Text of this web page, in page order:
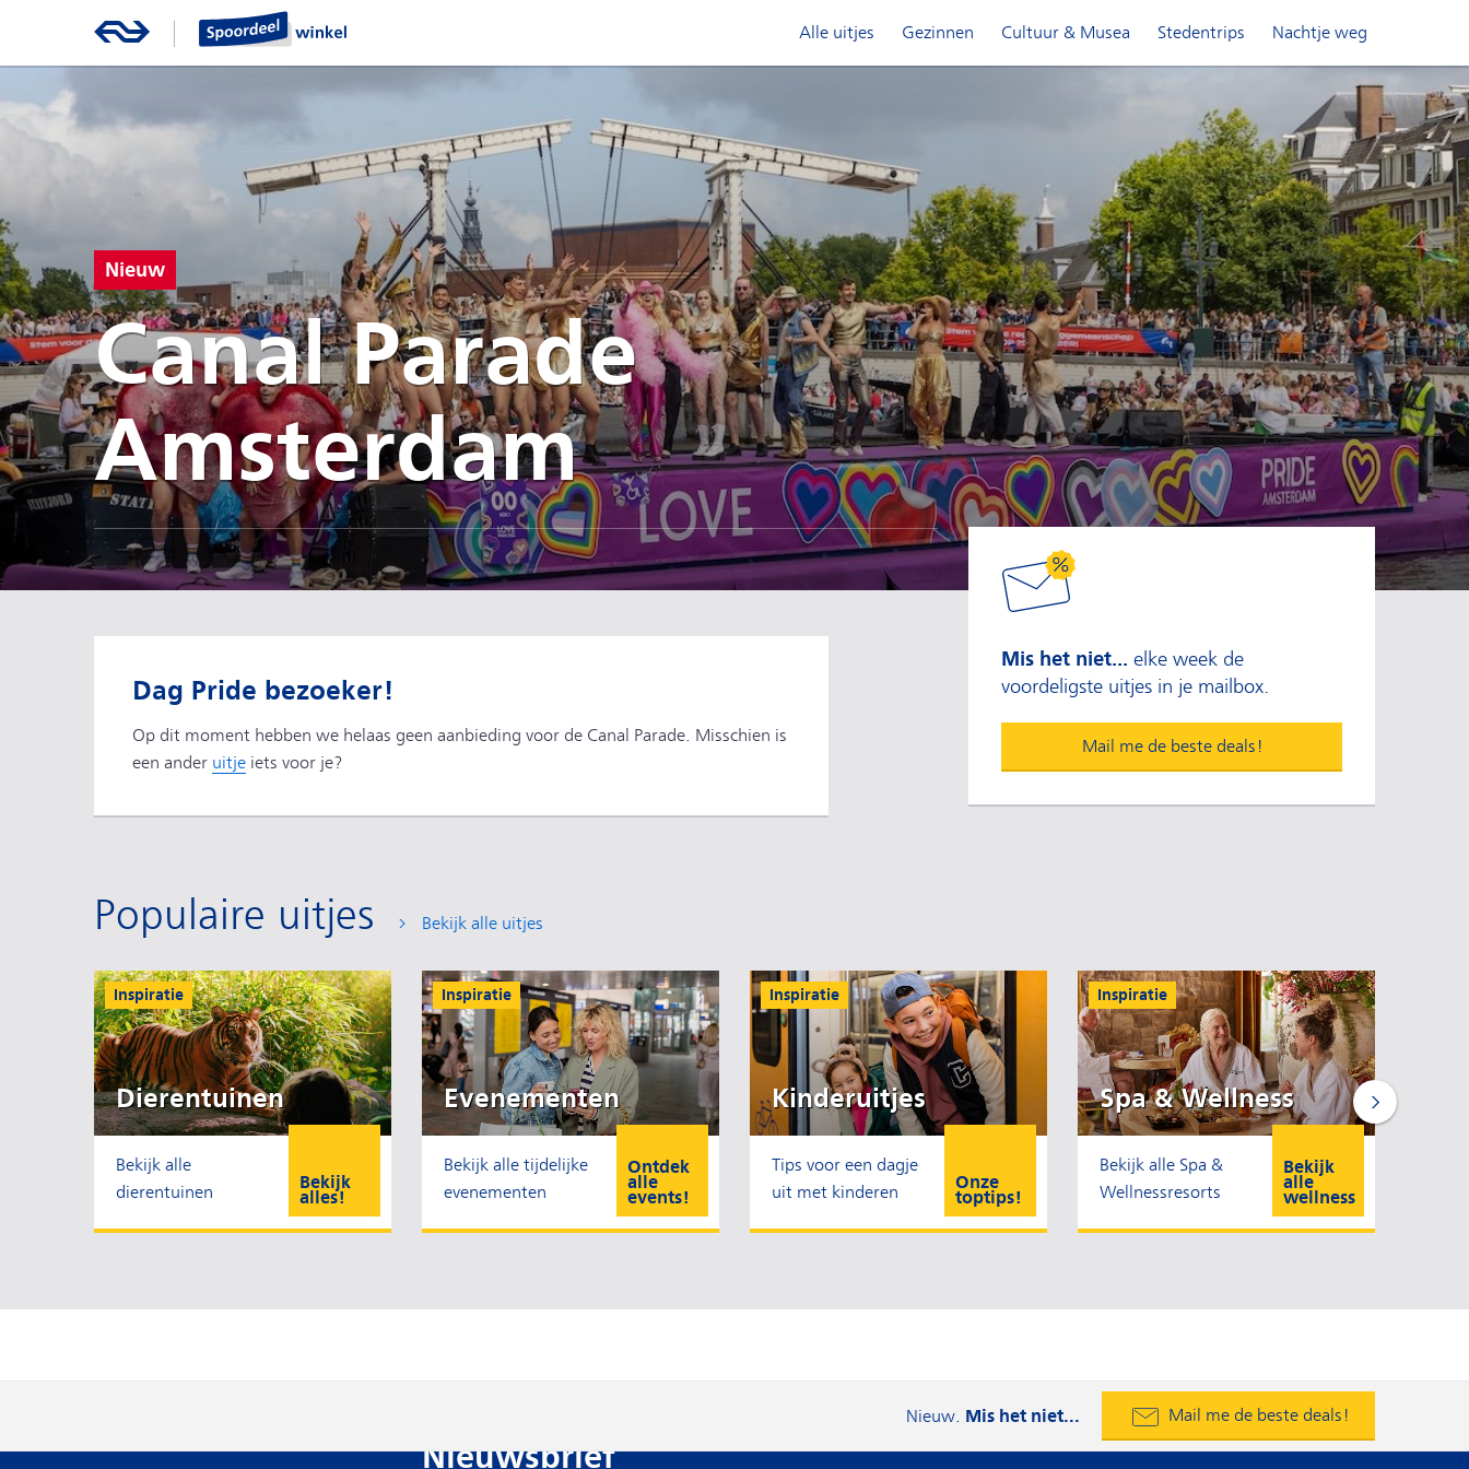
Alle uitjes Gezinnen Cultuur & Musea Stedentrips Nachtje weg
Canal Parade
Amsterdam
Nieuw
Dag Pride bezoeker!
Op dit moment hebben we helaas geen aanbieding voor de Canal Parade. Misschien is
een ander uitje iets voor je?
Mis het niet... elke week de
voordeligste uitjes in je mailbox.
Mail me de beste deals!
Populaire uitjes Bekijk alle uitjes
Dierentuinen
Bekijk alle
dierentuinen
Bekijk
alles!
Inspiratie
Evenementen
Bekijk alle tijdelijke
evenementen
Ontdek
alle
events!
Inspiratie
Kinderuitjes
Tips voor een dagje
uit met kinderen
Onze
toptips!
Inspiratie
Spa & Wellness
Bekijk alle Spa &
Wellnessresorts
Bekijk
alle
wellness
Inspiratie
Nieuw. Mis het niet... Mail me de beste deals!
Nieuwsbrief